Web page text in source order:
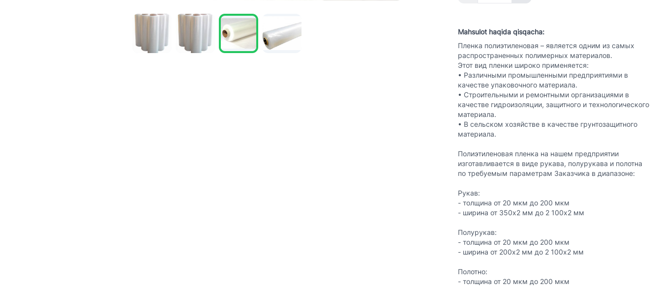
Mahsulot haqida qisqacha:
Пленка полиэтиленовая – является одним из самых
распространенных полимерных материалов.
Этот вид пленки широко применяется:
• Различными промышленными предприятиями в
качестве упаковочного материала.
• Строительными и ремонтными организациями в
качестве гидроизоляции, защитного и технологического
материала.
• В сельском хозяйстве в качестве грунтозащитного
материала.
Полиэтиленовая пленка на нашем предприятии
изготавливается в виде рукава, полурукава и полотна
по требуемым параметрам Заказчика в диапазоне:
Рукав:
- толщина от 20 мкм до 200 мкм
- ширина от 350х2 мм до 2 100х2 мм
Полурукав:
- толщина от 20 мкм до 200 мкм
- ширина от 200х2 мм до 2 100х2 мм
Полотно:
- толщина от 20 мкм до 200 мкм